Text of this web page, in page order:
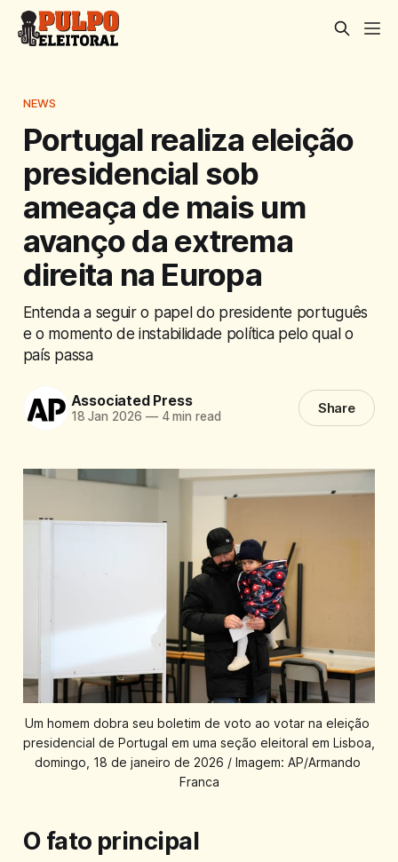
NEWS
Portugal realiza eleição
presidencial sob
ameaça de mais um
avanço da extrema
direita na Europa
Entenda a seguir o papel do presidente português
e o momento de instabilidade política pelo qual o
país passa
Associated Press
18 Jan 2026 —4 min read Share
Um homem dobra seu boletim de voto ao votar na eleição
presidencial de Portugal em uma seção eleitoral em Lisboa,
domingo, 18 de janeiro de 2026 / Imagem: AP/Armando
Franca
O fato principal